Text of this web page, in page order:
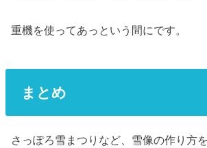
重機を使ってあっという間にです。
まとめ
さっぽろ雪まつりなど、雪像の作り方